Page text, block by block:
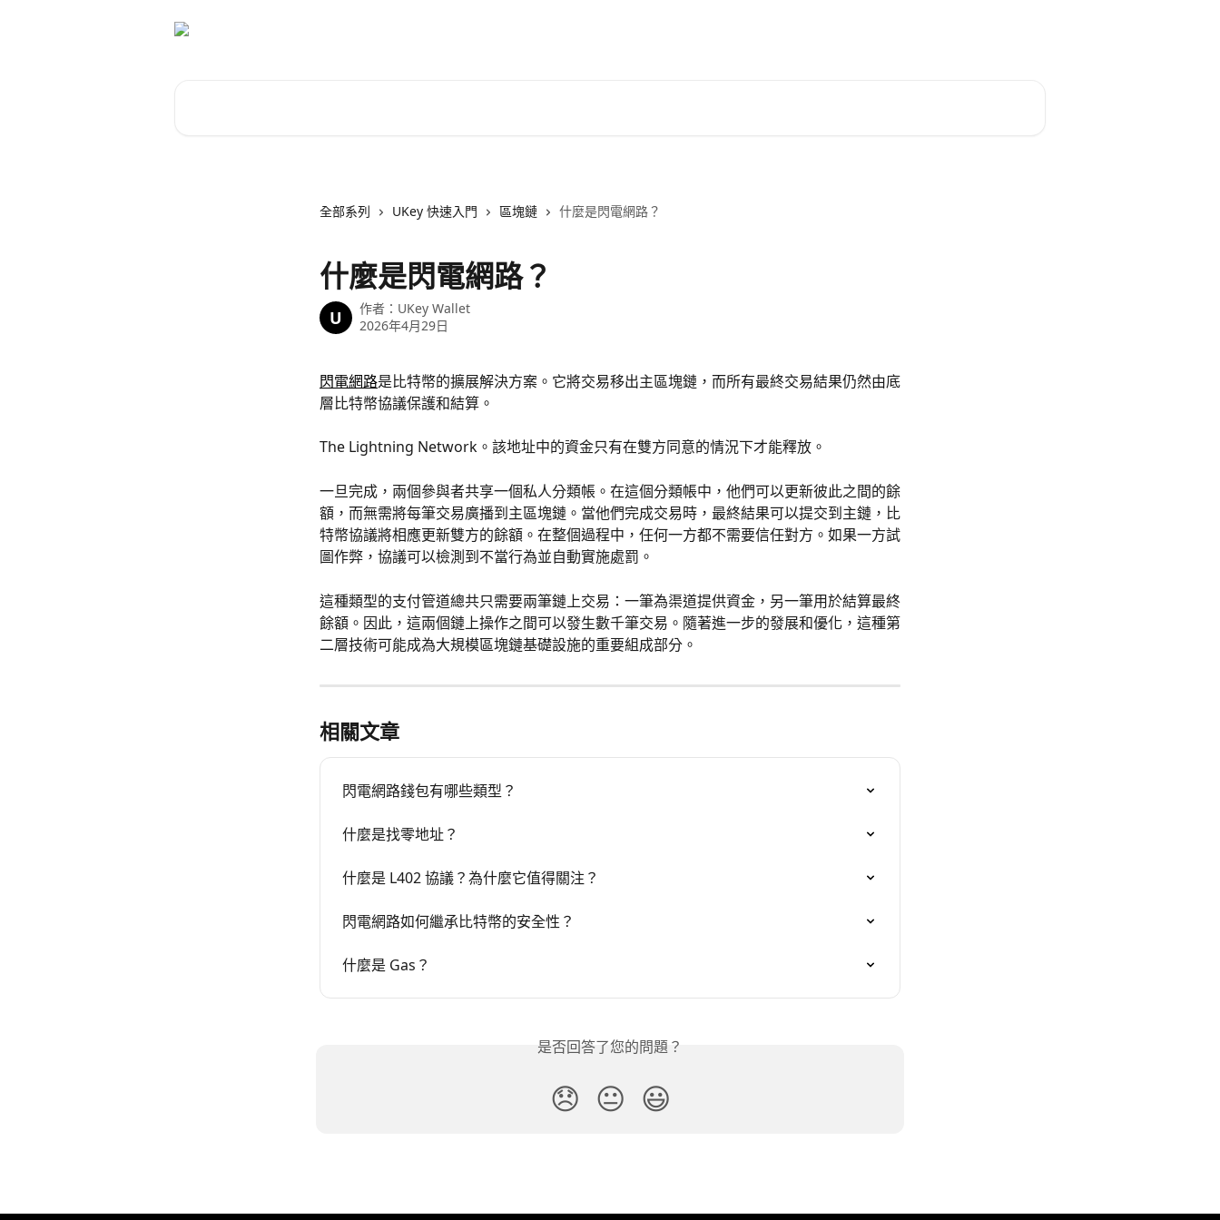
全部系列 UKey 快速入門 區塊鏈 什麼是閃電網路？
什麼是閃電網路？
U 作者： UKey Wallet
2026年4月29日
閃電網路是比特幣的擴展解決方案。它將交易移出主區塊鏈，而所有最終交易結果仍然由底
層比特幣協議保護和結算。
The Lightning Network。該地址中的資金只有在雙方同意的情況下才能釋放。
一旦完成，兩個參與者共享一個私人分類帳。在這個分類帳中，他們可以更新彼此之間的餘
額，而無需將每筆交易廣播到主區塊鏈。當他們完成交易時，最終結果可以提交到主鏈，比
特幣協議將相應更新雙方的餘額。在整個過程中，任何一方都不需要信任對方。如果一方試
圖作弊，協議可以檢測到不當行為並自動實施處罰。
這種類型的支付管道總共只需要兩筆鏈上交易：一筆為渠道提供資金，另一筆用於結算最終
餘額。因此，這兩個鏈上操作之間可以發生數千筆交易。隨著進一步的發展和優化，這種第
二層​​技術可能成為大規模區塊鏈基礎設施的重要組成部分。
相關文章
閃電網路錢包有哪些類型？
什麼是找零地址？
什麼是 L402 協議？為什麼它值得關注？
閃電網路如何繼承比特幣的安全性？
什麼是 Gas？
是否回答了您的問題？
😞 😐 😃